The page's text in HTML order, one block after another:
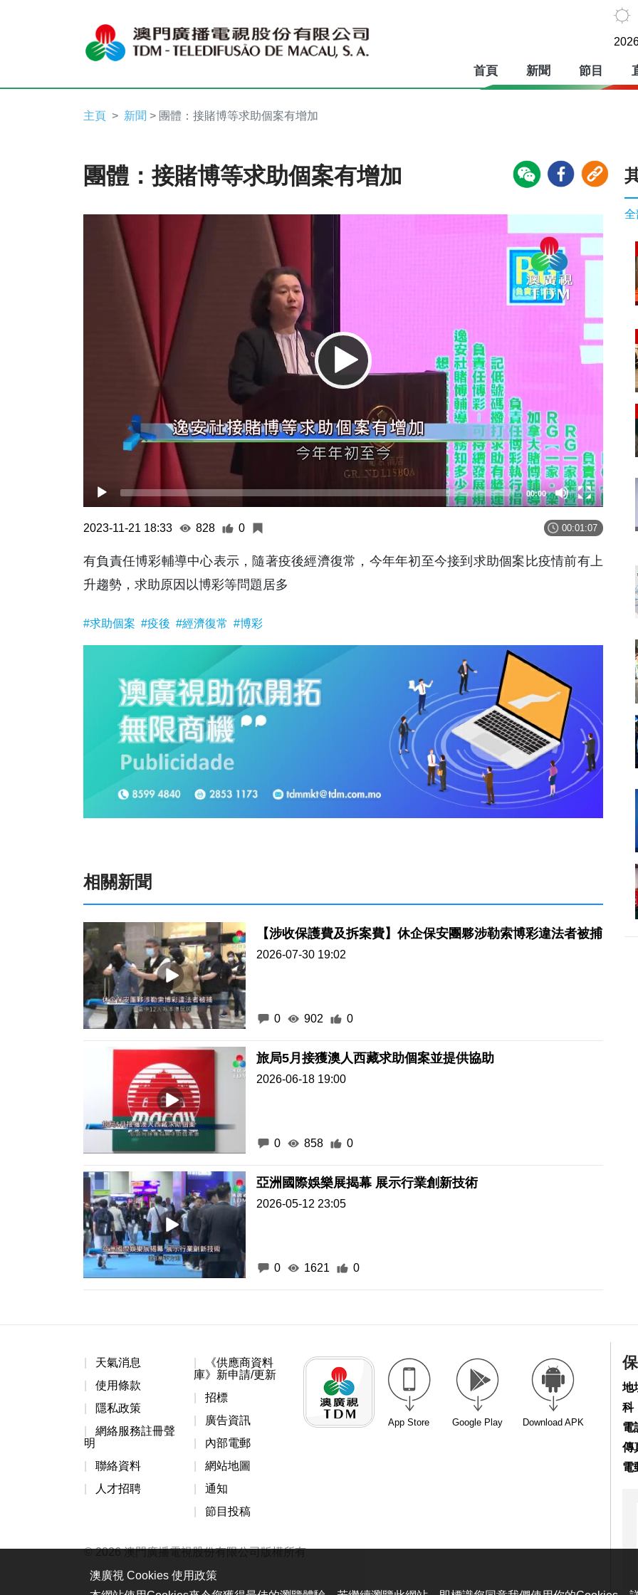
首頁 新聞 節目
主頁 新聞 > 團體：接賭博等求助個案有增加
團體：接賭博等求助個案有增加
00:00
2023-11-21 18:33 828 0 00:01:07
有負責任博彩輔導中心表示，隨著疫後經濟復常，今年年初至今接到求助個案比疫情前有上
升趨勢，求助原因以博彩等問題居多
#求助個案 #疫後 #經濟復常 #博彩
相關新聞
【涉收保護費及拆案費】休企保安團夥涉勒索博彩違法者被捕
2026-07-30 19:02
0 902 0
旅局5月接獲澳人西藏求助個案並提供協助
2026-06-18 19:00
0 858 0
亞洲國際娛樂展揭幕 展示行業創新技術
2026-05-12 23:05
0 1621 0
全
天氣消息
使用條款
隱私政策
網絡服務註冊聲
明
聯絡資料
人才招聘
《供應商資料
庫》新申請/更新
招標
廣告資訊
內部電郵
網站地圖
通知
節目投稿
App Store Google Play Download APK
© 2026 澳門廣播電視股份有限公司版權所有
地
科
電
傳
電
澳廣視 Cookies 使用政策